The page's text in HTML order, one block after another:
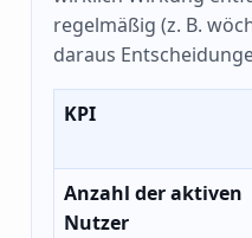
regelmäßig (z. B.
daraus
KPI
Anzahl der aktiven
Nutzer